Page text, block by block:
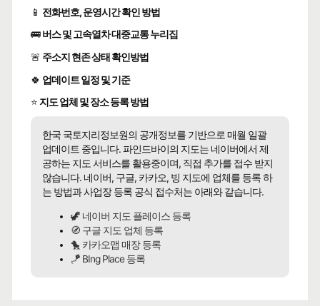
📱 전화번호, 운영시간 확인 방법
🚌버스 및 고속열차 대중교통 누리집
🚨 주소지 현존 상태 확인방법
🍀 업데이트 일정 및 기준
⭐ 지도 업체 및 장소 등록 방법
한국 국토지리정보원의 공개정보를 기반으로 매월 일괄
업데이트 중입니다. 파인드바이의 지도는 네이버에서 제
공하는 지도 서비스를 활용중이며, 직접 추가를 접수 받지
않습니다. 네이버, 구글, 카카오, 빙 지도에 업체를 등록 하
는 방법과 사업장 등록 공식 접수처는 아래와 같습니다.
🦖 네이버 지도 플레이스 등록
🧭 구글 지도 업체 등록
🐤 카카오맵 매장 등록
🪁 BIng Place 등록